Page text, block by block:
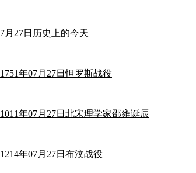
7月27日历史上的今天
1751年07月27日怛罗斯战役
1011年07月27日北宋理学家邵雍诞辰
1214年07月27日布汶战役